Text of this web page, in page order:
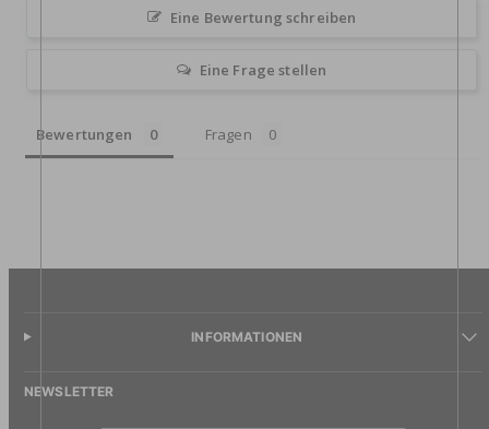
Eine Bewertung schreiben
Eine Frage stellen
Bewertungen Fragen
INFORMATIONEN
NEWSLETTER